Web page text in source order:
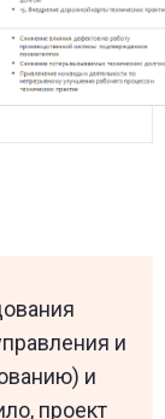
и
и
проект